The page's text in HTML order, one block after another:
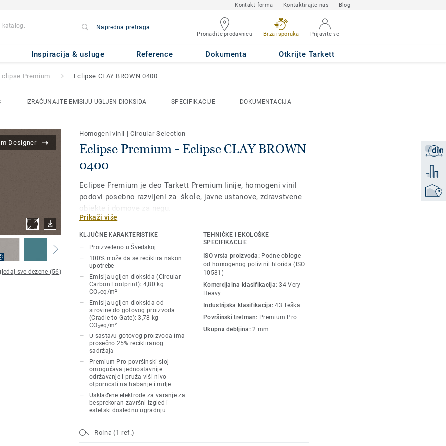
Kontakt forma Kontaktirajte nas Blog
Napredna pretraga
Pronađite prodavnicu Brza isporuka Prijavite se
Inspiracija & usluge Reference Dokumenta Otkrijte Tarkett
Eclipse CLAY BROWN 0400
din
Zatraži
Dodati
Premium Eclipse CLAY BROWN 0400
IZRAČUNAJTE EMISIJU UGLJEN-DIOKSIDA SPECIFIKACIJE DOKUMENTACIJA
Designer
sve dezene (56)
Homogeni vinil |Circular Selection
Eclipse Premium - Eclipse CLAY BROWN
0400
Eclipse Premium je deo Tarkett Premium linije, homogeni vinil
podovi posebno razvijeni za škole, javne ustanove, zdravstvene
objekte i domove za negu.
Eclipse Premium je dostupan u 56 boja kroz dve dizajnerske
Classic kombinuje svetle i tamne nijanse kako bi stvorio snažan
vizuelni kontrast.
Spirit donosi suptilniji, niskokontrastni dizajn u paleti toplih i
hladnih neutralnih tonova.
Oba dezena su prožeta šarama koje omogućavaju da vešto
oblikujete atmosferu i funkcionalnost svakog prostora, bez
obzira na njegovu namenu.
Prikaži više
KLJUČNE KARAKTERISTIKE
Proizvedeno u Švedskoj
100% može da se reciklira nakon
upotrebe
Emisija ugljen-dioksida (Circular
Carbon Footprint): 4,80 kg
CO₂eq/m²
Emisija ugljen-dioksida od
sirovine do gotovog proizvoda
(Cradle‑to‑Gate): 3,78 kg
CO₂eq/m²
U sastavu gotovog proizvoda ima
prosečno 25% recikliranog
sadržaja
Premium Pro površinski sloj
omogućava jednostavnije
održavanje i pruža viši nivo
otpornosti na habanje i mrlje
Usklađene elektrode za varanje za
besprekoran završni izgled i
estetski doslednu ugradnju
TEHNIČKE I EKOLOŠKE
SPECIFIKACIJE
ISO vrsta proizvoda: Podne obloge
od homogenog polivinil hlorida (ISO
10581)
Komercijalna klasifikacija:34 Very
Heavy
Industrijska klasifikacija:43 Teška
Površinski tretman: Premium Pro
Ukupna debljina:2 mm
Rolna (1 ref.)